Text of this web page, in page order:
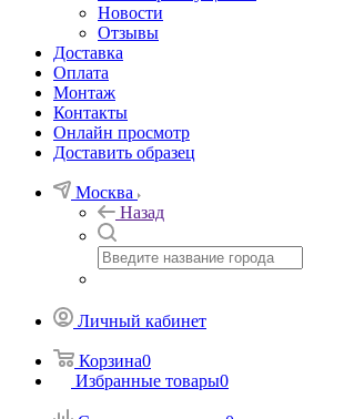
Новости
Отзывы
Доставка
Оплата
Монтаж
Контакты
Онлайн просмотр
Доставить образец
Москва
Назад
Личный кабинет
Корзина0
Избранные товары0